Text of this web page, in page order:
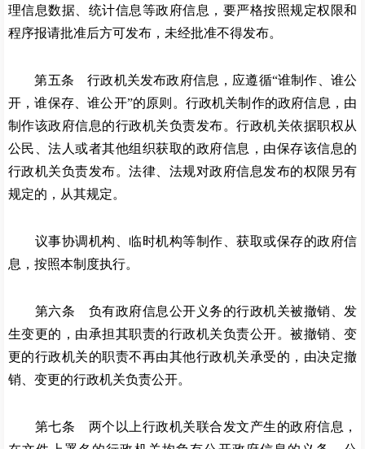
理信息数据、统计信息等政府信息，要严格按照规定权限和
程序报请批准后方可发布，未经批准不得发布。
第五条 行政机关发布政府信息，应遵循“谁制作、谁公
开，谁保存、谁公开”的原则。行政机关制作的政府信息，由
制作该政府信息的行政机关负责发布。行政机关依据职权从
公民、法人或者其他组织获取的政府信息，由保存该信息的
行政机关负责发布。法律、法规对政府信息发布的权限另有
规定的，从其规定。
议事协调机构、临时机构等制作、获取或保存的政府信
息，按照本制度执行。
第六条 负有政府信息公开义务的行政机关被撤销、发
生变更的，由承担其职责的行政机关负责公开。被撤销、变
更的行政机关的职责不再由其他行政机关承受的，由决定撤
销、变更的行政机关负责公开。
第七条 两个以上行政机关联合发文产生的政府信息，